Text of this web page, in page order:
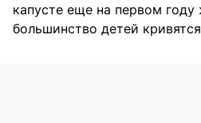
капусте еще на первом
большинство детей